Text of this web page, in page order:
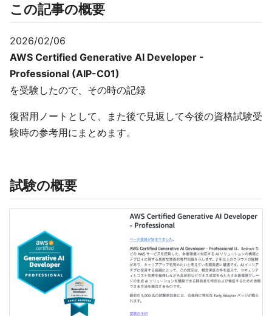
この記事の概要
2026/02/06
AWS Certified Generative AI Developer -
Professional (AIP-C01)
を受験したので、その時の記録
復習用ノートとして、また後で見返して今後の資格試験受
験時の参考用にまとめます。
試験の概要